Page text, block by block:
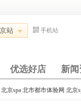
站 手机站
优选好店 新闻
京spa 北市都市体验网 北京